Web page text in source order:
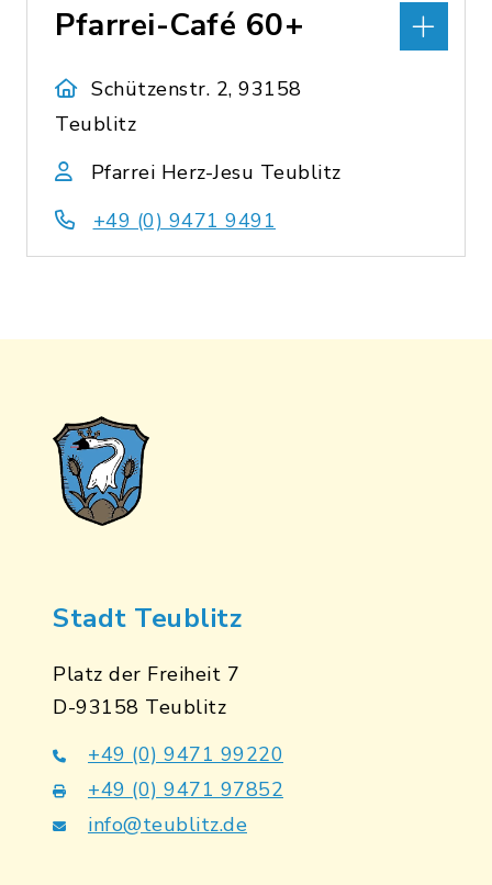
Pfarrei-Café 60+
Schützenstr. 2, 93158
Teublitz
Pfarrei Herz-Jesu Teublitz
+49 (0) 9471 9491
Stadt Teublitz
Platz der Freiheit 7
D-93158 Teublitz
+49 (0) 9471 99220
+49 (0) 9471 97852
info@teublitz.de